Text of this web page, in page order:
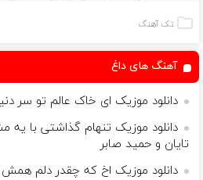
همیشه درمانش
تک آهنگ
آهنگ های داغ
دانلود موزیک ای خاک عالم تو سر
دانلود موزیک تنهام گذاشتی با یه
تایان و حمید صابر
دانلود موزیک اخ که چقدر دلم همش